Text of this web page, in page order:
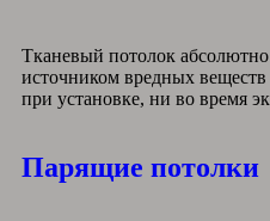
Тканевый потолок
источником вредных
при установке, ни во время
Парящие потолки